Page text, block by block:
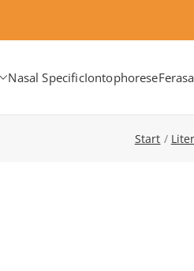
Nasal SpecificIontophoreseFerasa
Start